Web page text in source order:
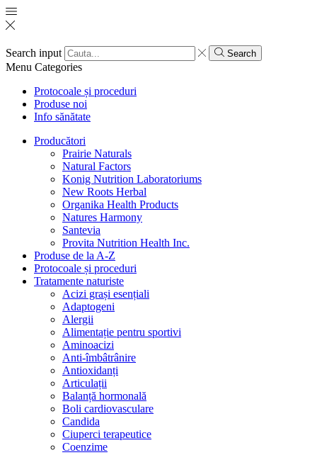
Search input Search
Menu Categories
Protocoale și proceduri
Produse noi
Info sănătate
Producători
Prairie Naturals
Natural Factors
Konig Nutrition Laboratoriums
New Roots Herbal
Organika Health Products
Natures Harmony
Santevia
Provita Nutrition Health Inc.
Produse de la A-Z
Protocoale și proceduri
Tratamente naturiste
Acizi grași esențiali
Adaptogeni
Alergii
Alimentație pentru sportivi
Aminoacizi
Anti-îmbâtrânire
Antioxidanți
Articulații
Balanță hormonală
Boli cardiovasculare
Candida
Ciuperci terapeutice
Coenzime